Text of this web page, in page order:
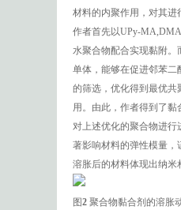
材料的内聚作用，对其进
作者首先以UPy-
水聚合物配合实现黏附。
单体，能够在促进邻苯二
的筛选，优化得到最优
用。由此，作者得到了黏
对上述优化的聚合物进行
著影响材料的弹性模量，
溶胀后的材料体现出纳米
图2 聚合物黏合剂的溶胀